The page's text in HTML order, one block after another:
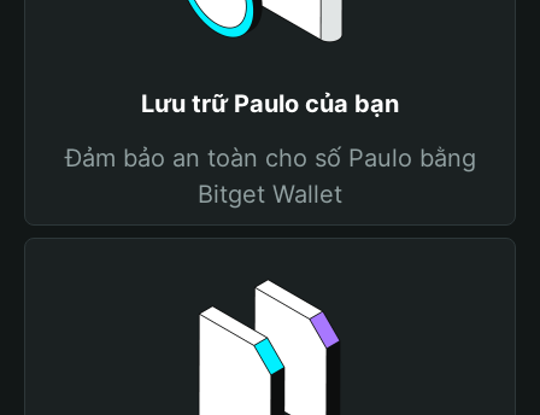
Lưu trữ Paulo của bạn
Đảm bảo an toàn cho số Paulo bằng
Bitget Wallet